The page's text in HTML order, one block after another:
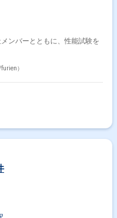
ンバーとともに、性能試験を
）